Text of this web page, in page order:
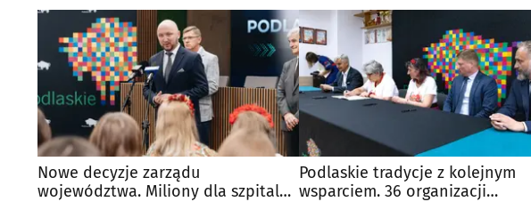
Nowe decyzje zarządu
województwa. Miliony dla szpitala i
Podlaskie tradycje z kolejnym
wsparciem. 36 organizacji